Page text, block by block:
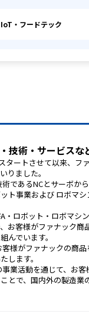
・フードテック
技術・サービスな
りました。
ト事業および ロボマ
お客様がファナック商
んでいます。
します。
とで、国内外の製造業